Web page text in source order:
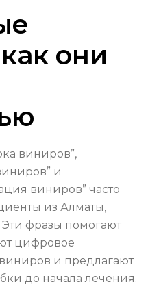
они
виниров”,
и
виниров” часто
из Алматы,
фразы помогают
цифровое
и предлагают
до начала лечения.